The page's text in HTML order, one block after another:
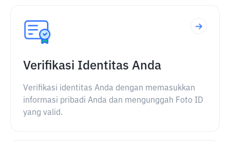
Verifikasi Identitas Anda
Verifikasi identitas Anda dengan memasukkan
informasi pribadi Anda dan mengunggah Foto ID
yang valid.